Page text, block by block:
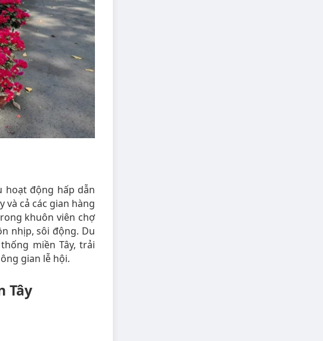
hoạt động hấp dẫn
và cả các gian hàng
khuôn viên chợ
nhịp, sôi động. Du
miền Tây, trải
gian lễ hội.
Tây